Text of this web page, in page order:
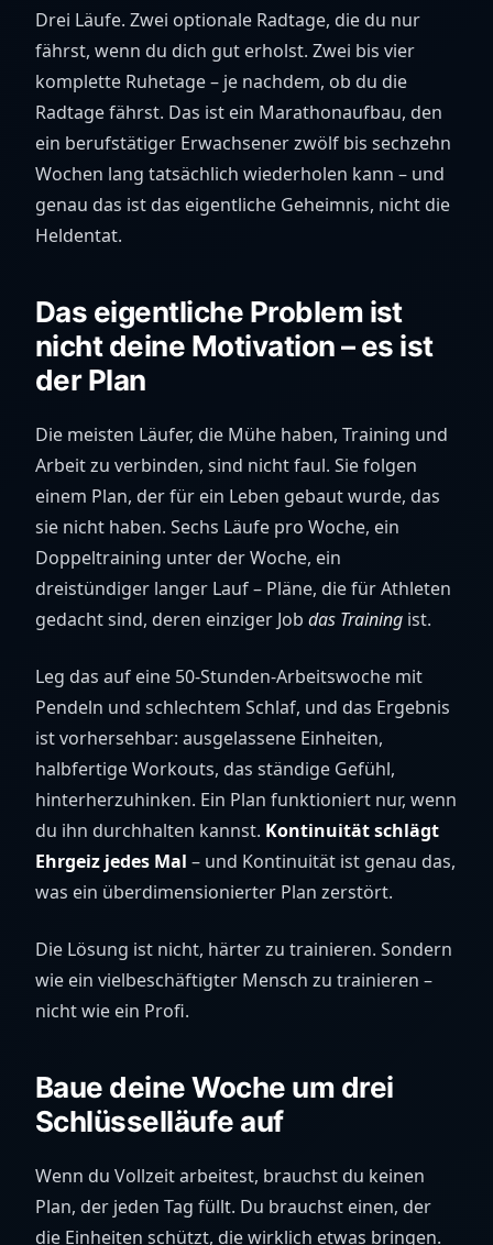
Drei Läufe. Zwei optionale Radtage, die du nur
fährst, wenn du dich gut erholst. Zwei bis vier
komplette Ruhetage – je nachdem, ob du die
Radtage fährst. Das ist ein Marathonaufbau, den
ein berufstätiger Erwachsener zwölf bis sechzehn
Wochen lang tatsächlich wiederholen kann – und
genau das ist das eigentliche Geheimnis, nicht die
Heldentat.
Das eigentliche Problem ist
nicht deine Motivation – es ist
der Plan
Die meisten Läufer, die Mühe haben, Training und
Arbeit zu verbinden, sind nicht faul. Sie folgen
einem Plan, der für ein Leben gebaut wurde, das
sie nicht haben. Sechs Läufe pro Woche, ein
Doppeltraining unter der Woche, ein
dreistündiger langer Lauf – Pläne, die für Athleten
gedacht sind, deren einziger Job das Training ist.
Leg das auf eine 50-Stunden-Arbeitswoche mit
Pendeln und schlechtem Schlaf, und das Ergebnis
ist vorhersehbar: ausgelassene Einheiten,
halbfertige Workouts, das ständige Gefühl,
hinterherzuhinken. Ein Plan funktioniert nur, wenn
du ihn durchhalten kannst. Kontinuität schlägt
Ehrgeiz jedes Mal – und Kontinuität ist genau das,
was ein überdimensionierter Plan zerstört.
Die Lösung ist nicht, härter zu trainieren. Sondern
wie ein vielbeschäftigter Mensch zu trainieren –
nicht wie ein Profi.
Baue deine Woche um drei
Schlüsselläufe auf
Wenn du Vollzeit arbeitest, brauchst du keinen
Plan, der jeden Tag füllt. Du brauchst einen, der
die Einheiten schützt, die wirklich etwas bringen.